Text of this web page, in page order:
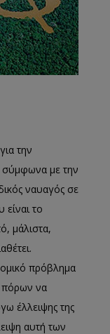
την
με την
ναυαγός σε
το
μάλιστα,
πρόβλημα
πόρων να
έλλειψης της
αυτή των